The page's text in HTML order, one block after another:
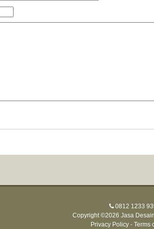
0812 1233
Copyright ©2026 Jasa
Privacy Policy - Terms